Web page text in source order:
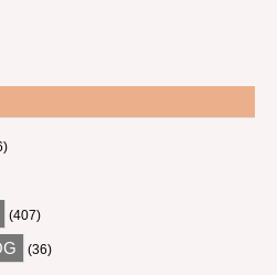
(407)
(36)